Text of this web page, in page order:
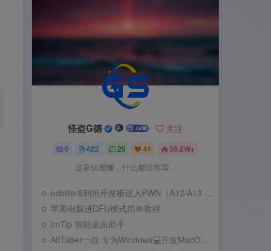
怪盗G德 关注
0 422 29 44 58.8W+
这家伙很懒，什么都没有写...
usbliter8利用开发板进入PWN（A12/A13 SecureROM 漏洞利用）
苹果电脑进DFU模式简单教程
ImTip 智能桌面助手
AltTaber一款 专为Windows💻️开发MacOS 风格的窗口/应用切换器